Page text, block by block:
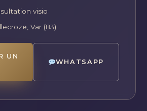
visio
Var (83)
UN
WHATSAPP